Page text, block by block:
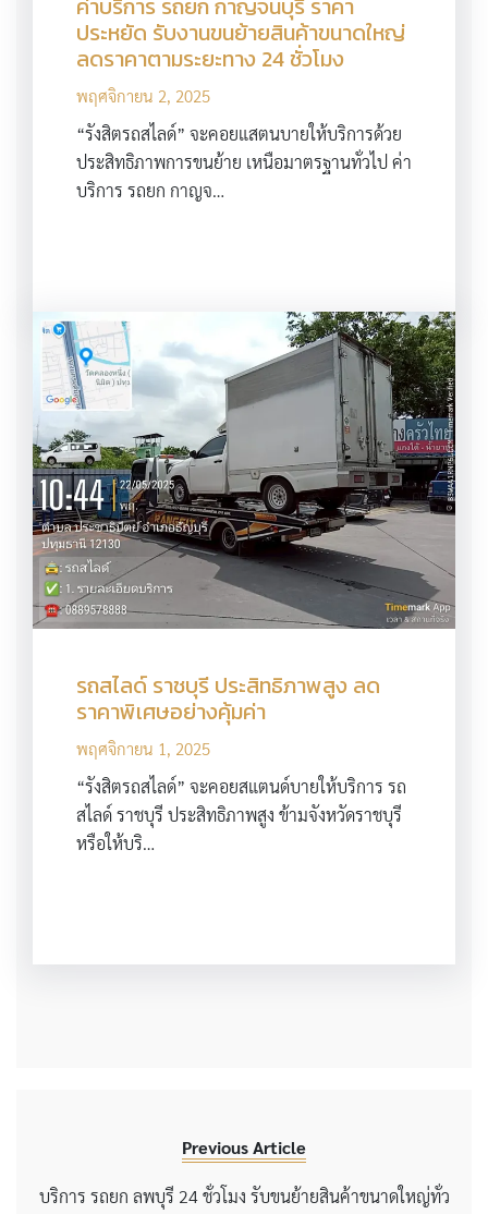
ประหยัด รับงานขนย้ายสินค้าขนาดใหญ่
ลดราคาตามระยะทาง 24 ชั่วโมง
พฤศจิกายน 2, 2025
“รังสิตรถสไลด์” จะคอยแสตนบายให้บริการด้วย
ประสิทธิภาพการขนย้าย เหนือมาตรฐานทั่วไป ค่า
บริการ รถยก กาญจ…
รถสไลด์ ราชบุรี ประสิทธิภาพสูง ลด
ราคาพิเศษอย่างคุ้มค่า
พฤศจิกายน 1, 2025
“รังสิตรถสไลด์” จะคอยสแตนด์บายให้บริการ รถ
สไลด์ ราชบุรี ประสิทธิภาพสูง ข้ามจังหวัดราชบุรี
หรือให้บริ…
Previous Article
บริการ รถยก ลพบุรี 24 ชั่วโมง รับขนย้ายสินค้าขนาดใหญ่ทั่ว